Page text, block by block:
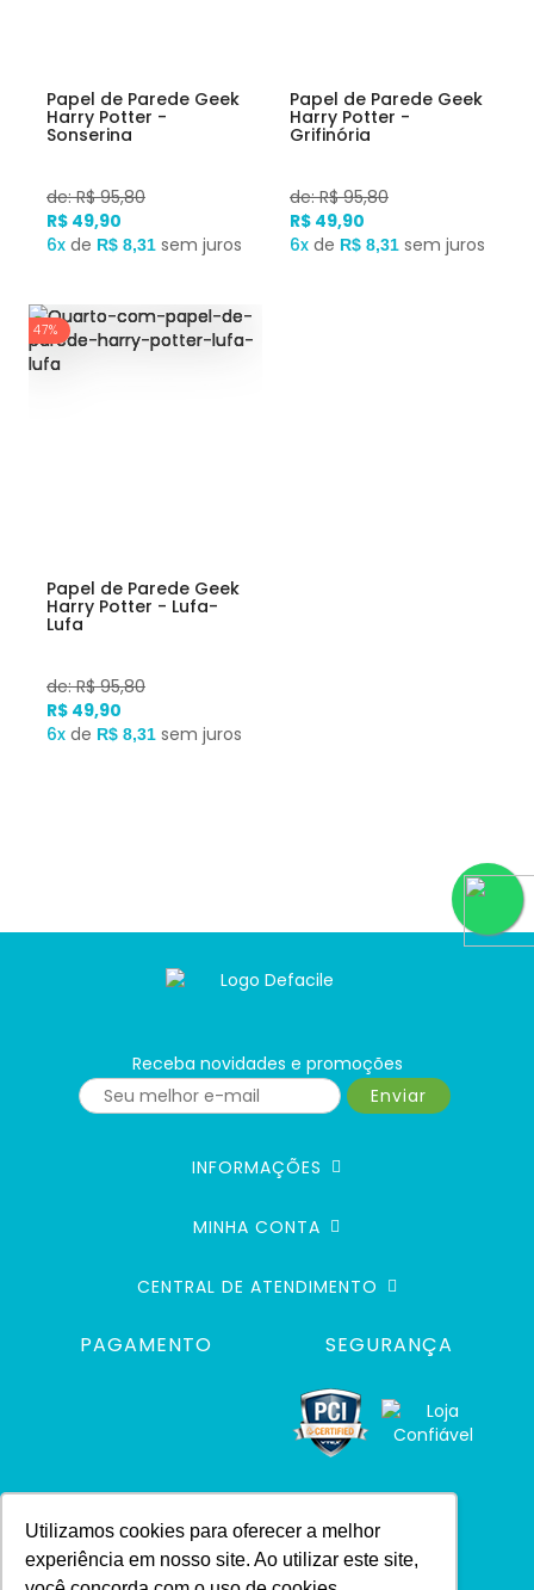
Utilizamos cookies para oferecer a melhor
experiência em nosso site. Ao utilizar este site,
Papel de Parede Geek
Harry Potter -
Sonserina
de: R$ 95,80
R$ 49,90
6x de R$ 8,31 sem juros
Papel de Parede Geek
Harry Potter -
Grifinória
de: R$ 95,80
R$ 49,90
6x de R$ 8,31 sem juros
47%
Papel de Parede Geek
Harry Potter - Lufa-
Lufa
de: R$ 95,80
R$ 49,90
6x de R$ 8,31 sem juros
Receba novidades e promoções
Enviar
INFORMAÇÕES
MINHA CONTA
CENTRAL DE ATENDIMENTO
PAGAMENTO SEGURANÇA